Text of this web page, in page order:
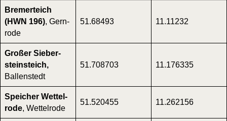
Bre­mer­teich
(HWN 196), Gern­
ro­de
51.68493 11.11232
Gro­ßer Sie­ber­
steins­teich,
Bal­len­stedt
51.708703 11.176335
Spei­cher Wet­tel­
ro­de, Wet­tel­ro­de
51.520455 11.262156